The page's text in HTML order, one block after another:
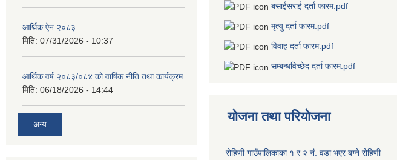
आर्थिक ऐन २०८३
मिति: 07/31/2026 - 10:37
आर्थिक वर्ष २०८३/०८४ को वार्षिक नीति तथा कार्यक्रम
मिति: 06/18/2026 - 14:44
अन्य
बसाईसराई दर्ता फारम.pdf
मृत्यु दर्ता फारम.pdf
विवाह दर्ता फारम.pdf
सम्बन्धविच्छेद दर्ता फारम.pdf
योजना तथा परियोजना
रोहिणी गाउँपालिकाका १ र २ नं. वडा भएर बग्ने रोहिणी